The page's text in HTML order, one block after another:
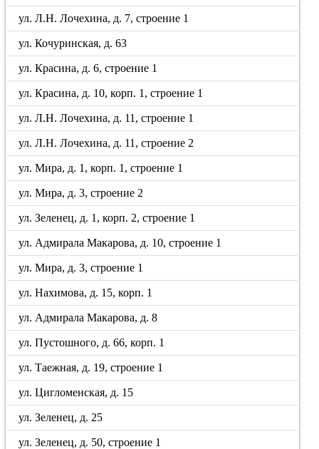
ул. Л.Н. Лочехина, д. 7, строение 1
ул. Кочуринская, д. 63
ул. Красина, д. 6, строение 1
ул. Красина, д. 10, корп. 1, строение 1
ул. Л.Н. Лочехина, д. 11, строение 1
ул. Л.Н. Лочехина, д. 11, строение 2
ул. Мира, д. 1, корп. 1, строение 1
ул. Мира, д. 3, строение 2
ул. Зеленец, д. 1, корп. 2, строение 1
ул. Адмирала Макарова, д. 10, строение 1
ул. Мира, д. 3, строение 1
ул. Нахимова, д. 15, корп. 1
ул. Адмирала Макарова, д. 8
ул. Пустошного, д. 66, корп. 1
ул. Таежная, д. 19, строение 1
ул. Цигломенская, д. 15
ул. Зеленец, д. 25
ул. Зеленец, д. 50, строение 1